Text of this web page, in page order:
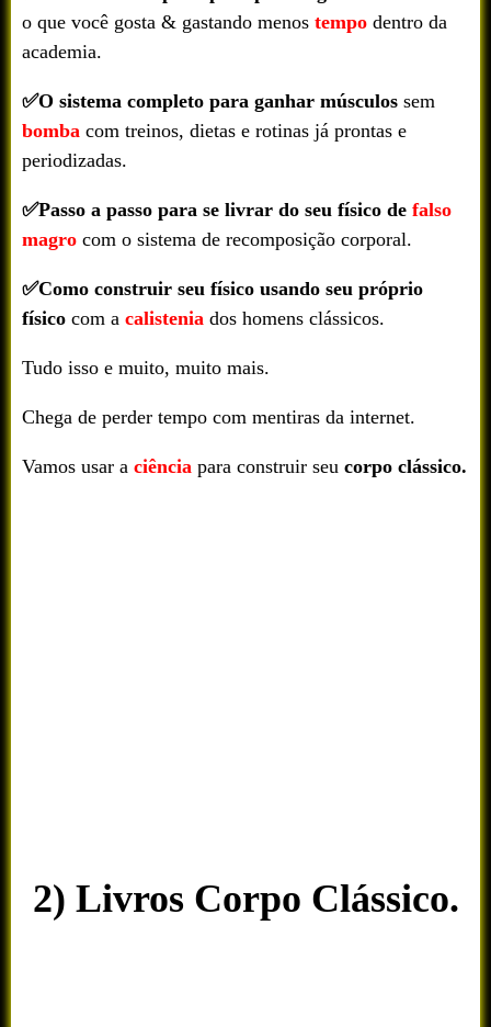
o que você gosta & gastando menos tempo dentro da
academia.
✅O sistema completo para ganhar músculos sem
bomba com treinos, dietas e rotinas já prontas e
periodizadas.
✅Passo a passo para se livrar do seu físico de falso
magro com o sistema de recomposição corporal.
✅Como construir seu físico usando seu próprio
físico com a calistenia dos homens clássicos.
Tudo isso e muito, muito mais.
Chega de perder tempo com mentiras da internet.
Vamos usar a ciência para construir seu corpo clássico.
2) Livros Corpo Clássico.